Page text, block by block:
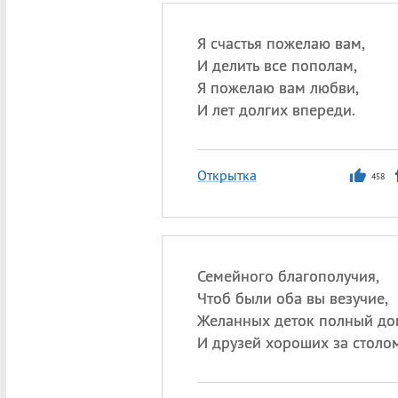
Я счастья пожелаю вам,
И делить все пополам,
Я пожелаю вам любви,
И лет долгих впереди.
Открытка 458
Семейного благополучия,
Чтоб были оба вы везучие,
Желанных деток полный
И друзей хороших за